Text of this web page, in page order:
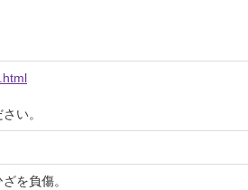
い。
を負傷。